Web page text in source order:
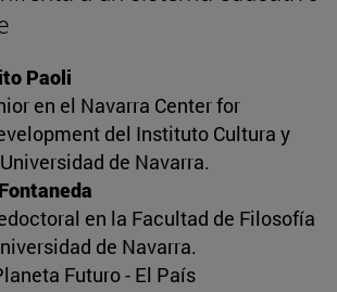
Paoli
en el Navarra Center for
del Instituto Cultura y
de Navarra.
en la Facultad de Filosofía
de Navarra.
Futuro - El País